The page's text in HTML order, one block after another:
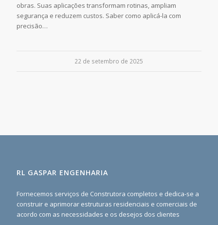
obras. Suas aplicações transformam rotinas, ampliam
segurança e reduzem custos. Saber como aplicá-la com
precisão…
22 de setembro de 2025
RL GASPAR ENGENHARIA
Fornecemos serviços de Construtora completos e dedica-se a
construir e aprimorar estruturas residenciais e comerciais de
acordo com as necessidades e os desejos dos clientes